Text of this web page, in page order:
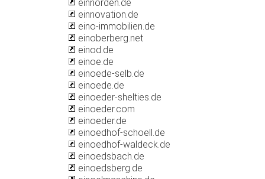
einnorden.de
einnovation.de
eino-immobilien.de
einoberberg.net
einod.de
einoe.de
einoede-selb.de
einoede.de
einoeder-shelties.de
einoeder.com
einoeder.de
einoedhof-schoell.de
einoedhof-waldeck.de
einoedsbach.de
einoedsberg.de